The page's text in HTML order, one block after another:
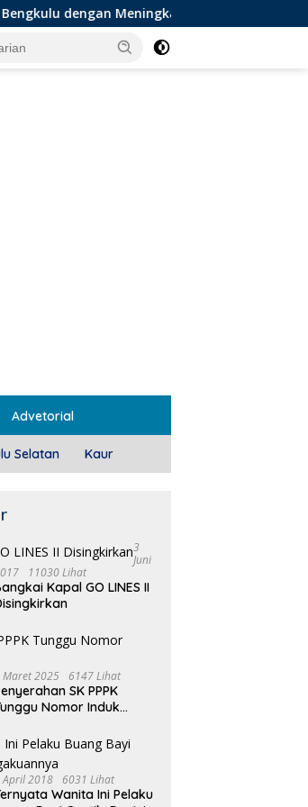
Ruang Publik dan Kebersihan
Advetorial
Selatan Kaur
3
Juni
11030 Lihat
Kapal GO LINES II
Maret 2025 6147 Lihat
SK PPPK
Nomor Induk
April 2018 6031 Lihat
Wanita Ini Pelaku